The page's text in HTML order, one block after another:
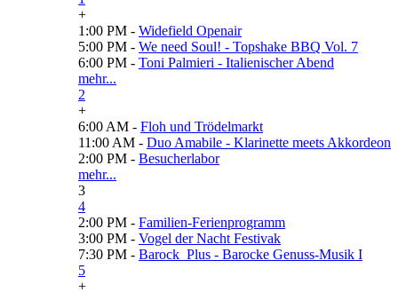
+
1:00 PM - Widefield Openair
5:00 PM - We need Soul! - Topshake BBQ Vol. 7
6:00 PM - Toni Palmieri - Italienischer Abend
mehr...
2
+
6:00 AM - Floh und Trödelmarkt
11:00 AM - Duo Amabile - Klarinette meets Akkordeon
2:00 PM - Besucherlabor
mehr...
3
4
2:00 PM - Familien-Ferienprogramm
3:00 PM - Vogel der Nacht Festivak
7:30 PM - Barock_Plus - Barocke Genuss-Musik I
5
+